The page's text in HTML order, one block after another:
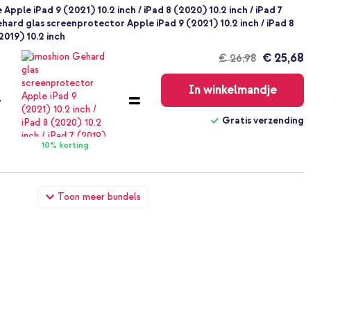
Toon meer bundels
iPad 9 (2021) 10.2 inch / iPad 8 (2020) 10.2 inch / iPad 7
glas screenprotector Apple iPad 9 (2021) 10.2 inch / iPad 8
10.2 inch
10% korting
€ 26,98
Gratis
verzending
€ 25,68
In winkelmandje
Gratis verzending
Apple iPad 9 (2021) 10.2 inch / iPad 8 (2020) 10.2 inch / iPad 7
Charger - Oplader - USB-C en USB aansluiting - Power Delivery